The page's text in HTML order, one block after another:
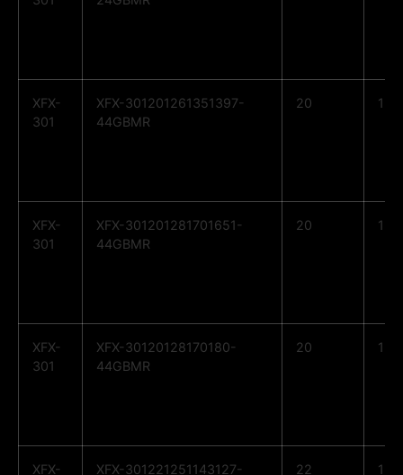
XFX-
301
XFX-301201261351397-
44GBMR
20 12
XFX-
301
XFX-301201281701651-
44GBMR
20 12
XFX-
301
XFX-30120128170180-
44GBMR
20 12
XFX-
XFX-301221251143127-
22 12